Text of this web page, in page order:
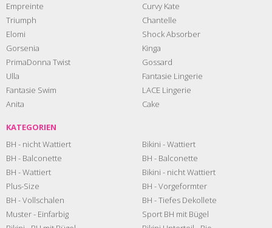
Empreinte
Triumph
Elomi
Gorsenia
PrimaDonna Twist
Ulla
Fantasie Swim
Anita
Curvy Kate
Chantelle
Shock Absorber
Kinga
Gossard
Fantasie Lingerie
LACE Lingerie
Cake
KATEGORIEN
BH - nicht Wattiert
BH - Balconette
BH - Wattiert
Plus-Size
BH - Vollschalen
Muster - Einfarbig
Bikini - Wattiert
BH - Balconette
Bikini - nicht Wattiert
BH - Vorgeformter
BH - Tiefes Dekollete
Sport BH mit Bügel